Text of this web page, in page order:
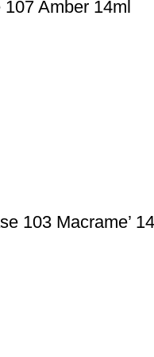
Amber 14ml
103 Macrame’